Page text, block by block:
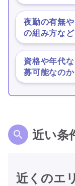
夜勤の有無
の組み方な
資格や年代
募可能なの
近い条
近くのエ